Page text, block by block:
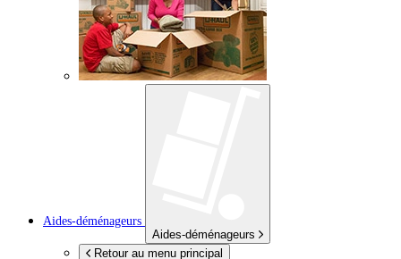
Aides-déménageurs
Aides-déménageurs
Retour au menu principal